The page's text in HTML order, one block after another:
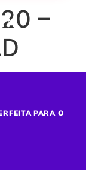
–
PARA O